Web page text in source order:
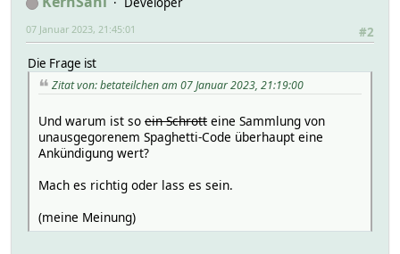
#2
07 Januar 2023, 21:45:01
Die Frage ist
Zitat von: betateilchen am 07 Januar 2023, 21:19:00
Und warum ist so ein Schrott eine Sammlung von
unausgegorenem Spaghetti-Code überhaupt eine
Ankündigung wert?
Mach es richtig oder lass es sein.
(meine Meinung)